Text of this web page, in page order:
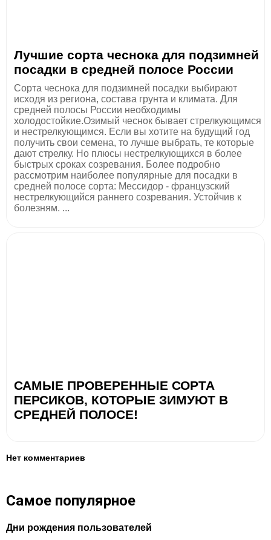
Лучшие сорта чеснока для подзимней
посадки в средней полосе России
Сорта чеснока для подзимней посадки выбирают
исходя из региона, состава грунта и климата. Для
средней полосы России необходимы
холодостойкие.Озимый чеснок бывает стрелкующимся
и нестрелкующимся. Если вы хотите на будущий год
получить свои семена, то лучше выбрать, те которые
дают стрелку. Но плюсы нестрелкующихся в более
быстрых сроках созревания. Более подробно
рассмотрим наиболее популярные для посадки в
средней полосе сорта: Мессидор - французский
нестрелкующийся раннего созревания. Устойчив к
болезням. ...
САМЫЕ ПРОВЕРЕННЫЕ СОРТА
ПЕРСИКОВ, КОТОРЫЕ ЗИМУЮТ В
СРЕДНЕЙ ПОЛОСЕ!
Нет комментариев
Самое популярное
Дни рождения пользователей